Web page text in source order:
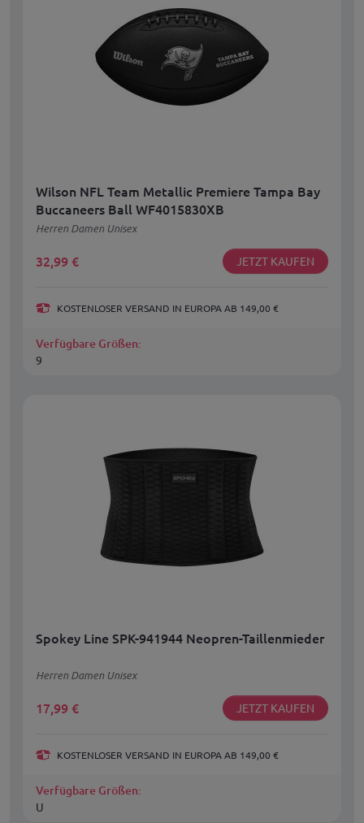
Wilson NFL Team Metallic Premiere Tampa Bay
Buccaneers Ball WF4015830XB
Herren Damen Unisex
32,99 € JETZT KAUFEN
KOSTENLOSER VERSAND IN EUROPA AB 149,00 €
Verfügbare Größen:
9
Spokey Line SPK-941944 Neopren-Taillenmieder
Herren Damen Unisex
17,99 € JETZT KAUFEN
KOSTENLOSER VERSAND IN EUROPA AB 149,00 €
Verfügbare Größen:
U